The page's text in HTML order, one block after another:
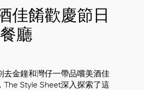
佳餚歡慶節日
廳
去金鐘和灣仔一帶品嚐美酒佳
The Style Sheet深入探索了這